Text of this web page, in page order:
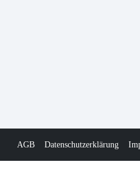
AGB Datenschutzerklärung